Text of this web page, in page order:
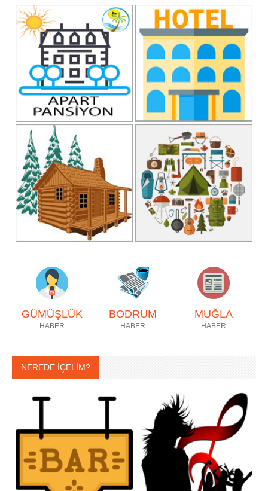
GÜMÜŞLÜK
HABER
BODRUM
HABER
MUĞLA
HABER
NEREDE İÇELİM?